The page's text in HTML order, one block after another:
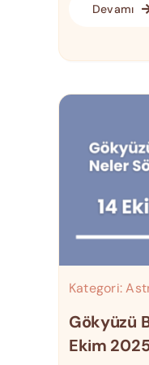
Devamı
Kategori:
Gökyüzü
Ekim